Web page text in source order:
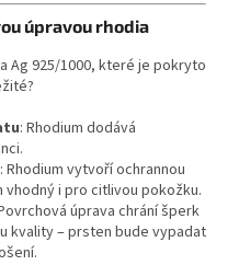
úpravou rhodia
Ag 925/1000, které je pokryto
: Rhodium dodává
: Rhodium vytvoří ochrannou
i pro citlivou pokožku.
úprava chrání šperk
kvality – prsten bude vypadat